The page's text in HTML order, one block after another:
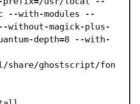
--with-modules --
magick-plus-
depth=8 --with-
share/ghostscript/fon